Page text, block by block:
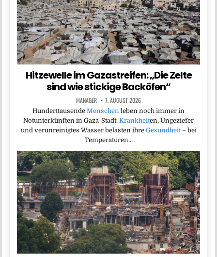
Hitzewelle im Gazastreifen: „Die Zelte
sind wie stickige Backöfen“
MANAGER 7. AUGUST 2026
Hunderttausende Menschen leben noch immer in
Notunterkünften in Gaza-Stadt. Krankheiten, Ungeziefer
und verunreinigtes Wasser belasten ihre Gesundheit– bei
Temperaturen…